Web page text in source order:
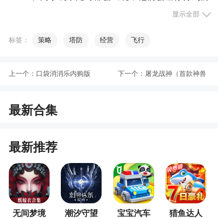
役
小编评价
型，重塑孔明匡扶汉室，招兵买马，征战杀敌的故
紧来下载试玩呗
龙传，结果这突然间就实现了，感谢游戏制作公司
的辛苦付出，的游戏画面精美，平衡度适中，适合
大多数玩家体验，希望后续内购不会跟剧情人物能
力差别太大，变成割草游戏
显示全部
标签： 策略 塔防 经营 飞行
上一个： 口袋消消乐内购版 下一个： 屠龙战神（首款神兽
最新合集
最新推荐
无间梦境 潮汐守望 宝宝汽车 猎鱼达人